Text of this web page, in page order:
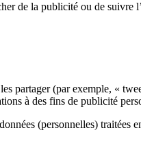
de la publicité ou de suivre
partager (par exemple, «
à des fins de publicité
(personnelles) traitées